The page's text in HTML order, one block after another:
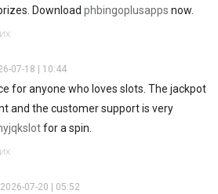
Download phbingoplusapps now.
07-18 | 10:44
for anyone who loves slots. The jackpot
and the customer support is very
for a spin.
2026-07-20 | 05:52